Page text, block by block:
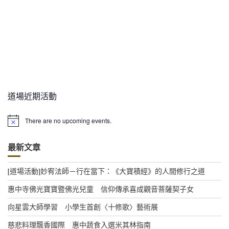
道場近期活動
N
i
c
e
There are no upcoming events.
最新文章
[道場活動]妙宥法師－行在當下：《大寶積經》的人間修行之道
惠中寺佛光寶寶暨佛光兒童 信仰傳承喜成觀音菩薩契子女
向星雲大師學習 小學生首創〈十修歌〉藝術展
慈悲料理飄香國際 惠中蔬食入選米其林指南